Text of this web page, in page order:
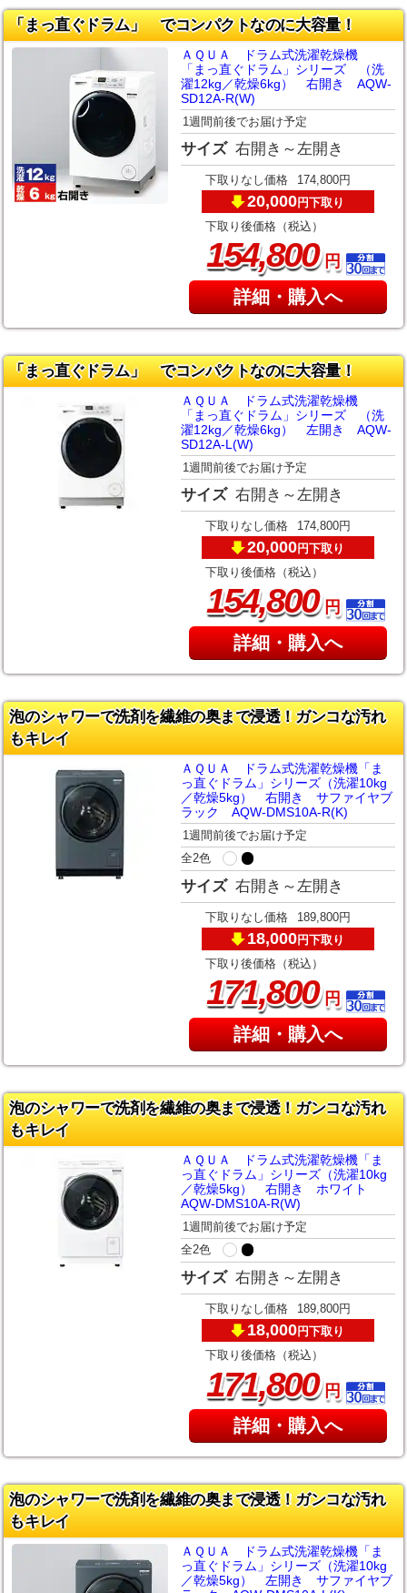
「まっ直ぐドラム」 でコンパクトなのに大容量！
ＡＱＵＡ ドラム式洗濯乾燥機
「まっ直ぐドラム」シリーズ （洗
濯12kg／乾燥6kg） 右開き AQW-
SD12A-R(W)
1週間前後でお届け予定
サイズ 右開き～左開き
下取りなし価格 174,800円
20,000円下取り
下取り後価格（税込）
154,800円
詳細・購入へ
「まっ直ぐドラム」 でコンパクトなのに大容量！
ＡＱＵＡ ドラム式洗濯乾燥機
「まっ直ぐドラム」シリーズ （洗
濯12kg／乾燥6kg） 左開き AQW-
SD12A-L(W)
1週間前後でお届け予定
サイズ 右開き～左開き
下取りなし価格 174,800円
20,000円下取り
下取り後価格（税込）
154,800円
詳細・購入へ
泡のシャワーで洗剤を繊維の奥まで浸透！ガンコな汚れ
もキレイ
ＡＱＵＡ ドラム式洗濯乾燥機「ま
っ直ぐドラム」シリーズ（洗濯10kg
／乾燥5kg） 右開き サファイヤブ
ラック AQW-DMS10A-R(K)
1週間前後でお届け予定
全2色
サイズ 右開き～左開き
下取りなし価格 189,800円
18,000円下取り
下取り後価格（税込）
171,800円
詳細・購入へ
泡のシャワーで洗剤を繊維の奥まで浸透！ガンコな汚れ
もキレイ
ＡＱＵＡ ドラム式洗濯乾燥機「ま
っ直ぐドラム」シリーズ（洗濯10kg
／乾燥5kg） 右開き ホワイト
AQW-DMS10A-R(W)
1週間前後でお届け予定
全2色
サイズ 右開き～左開き
下取りなし価格 189,800円
18,000円下取り
下取り後価格（税込）
171,800円
詳細・購入へ
泡のシャワーで洗剤を繊維の奥まで浸透！ガンコな汚れ
もキレイ
ＡＱＵＡ ドラム式洗濯乾燥機「ま
っ直ぐドラム」シリーズ（洗濯10kg
／乾燥5kg） 左開き サファイヤブ